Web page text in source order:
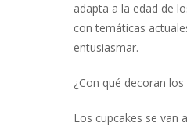
adapta a la edad de
con temáticas
entusiasmar.
¿Con qué decoran los
Los cupcakes se van